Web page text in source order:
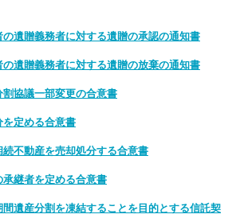
の遺贈義務者に対する遺贈の承認の通知書
の遺贈義務者に対する遺贈の放棄の通知書
割協議一部変更の合意書
を定める合意書
続不動産を売却処分する合意書
承継者を定める合意書
間遺産分割を凍結することを目的とする信託契